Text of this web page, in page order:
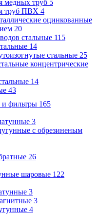
медных труб 5
труб ПВХ 4
оцинкованные
20
стальные 115
14
стальные 25
концентрические
14
43
и фильтры 165
3
с обрезиненым
26
шаровые 122
3
3
4